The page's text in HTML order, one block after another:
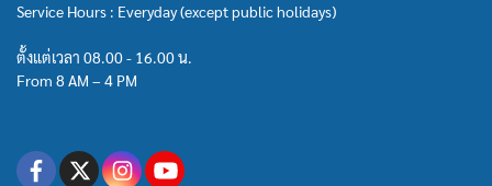
Service Hours : Everyday (except public holidays)
ตั้งแต่เวลา 08.00 - 16.00 น.
From 8 AM – 4 PM